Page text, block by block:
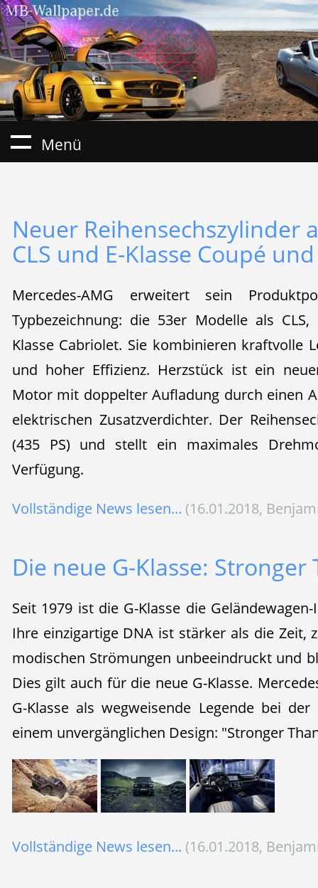
Menü
Neuer Reihensechszylinder
CLS und E-Klasse Coupé
Mercedes-AMG erweitert sein
Typbezeichnung: die 53er Modelle als CLS,
Klasse Cabriolet. Sie kombinieren kraftvolle
und hoher Effizienz. Herzstück ist ein
Motor mit doppelter Aufladung durch einen
elektrischen Zusatzverdichter. Der
(435 PS) und stellt ein maximales
Verfügung.
Vollständige News lesen... (16.01.2018,
Die neue G-Klasse: Stronger
Seit 1979 ist die G-Klasse die
Ihre einzigartige DNA ist stärker als die Zeit,
modischen Strömungen unbeeindruckt und
Dies gilt auch für die neue G-Klasse.
G-Klasse als wegweisende Legende bei
einem unvergänglichen Design: "Stronger
Vollständige News lesen... (16.01.2018,